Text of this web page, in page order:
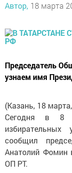
Автор, 18 марта
Председатель
узнаем имя
(Казань, 18
Сегодня в 8
сообщил
Анатолий Фомин
ОП РТ.